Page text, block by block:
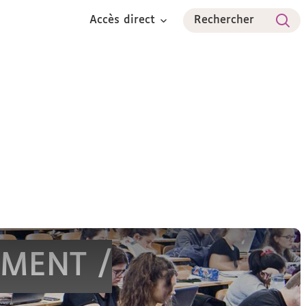
Accès direct Rechercher
/